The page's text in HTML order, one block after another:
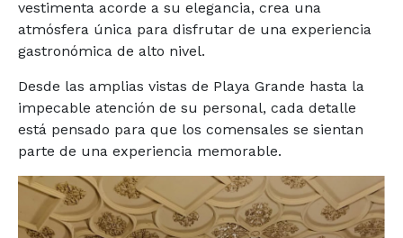
vestimenta acorde a su elegancia, crea una
atmósfera única para disfrutar de una experiencia
gastronómica de alto nivel.
Desde las amplias vistas de Playa Grande hasta la
impecable atención de su personal, cada detalle
está pensado para que los comensales se sientan
parte de una experiencia memorable.